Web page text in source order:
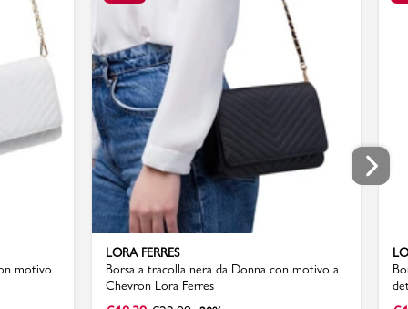
motivo
LORA FERRES
Borsa a tracolla nera da Donna con motivo a
Chevron Lora Ferres